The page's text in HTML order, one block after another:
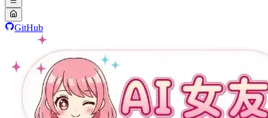
GitHub